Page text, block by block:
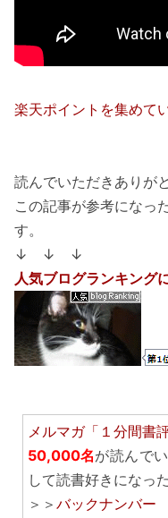
楽天ポイントを集めて
読んでいただきありが
この記事が参考になっ
す。
↓ ↓ ↓
人気ブログランキング
メルマガ「１分間書
50,000名が読んで
して読書好きになっ
＞＞ バックナンバー